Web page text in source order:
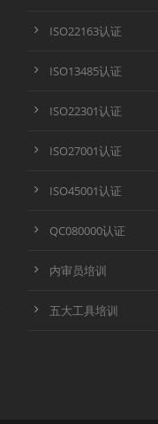
ISO22163认证
ISO13485认证
ISO22301认证
ISO27001认证
ISO45001认证
QC080000认证
内审员培训
五大工具培训